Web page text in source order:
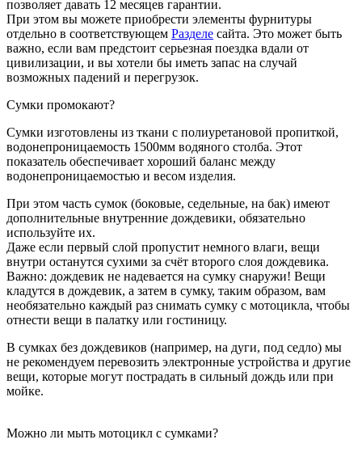
позволяет давать 12 месяцев гарантии.
При этом вы можете приобрести элементы фурнитуры
отдельно в соответствующем Разделе сайта. Это может быть
важно, если вам предстоит серьезная поездка вдали от
цивилизации, и вы хотели бы иметь запас на случай
возможных падений и перегрузок.
Сумки промокают?
Сумки изготовлены из ткани с полиуретановой пропиткой,
водонепроницаемость 1500мм водяного столба. Этот
показатель обеспечивает хороший баланс между
водонепроницаемостью и весом изделия.
При этом часть сумок (боковые, седельные, на бак) имеют
дополнительные внутренние дождевики, обязательно
используйте их.
Даже если первый слой пропустит немного влаги, вещи
внутри останутся сухими за счёт второго слоя дождевика.
Важно: дождевик не надевается на сумку снаружи! Вещи
кладутся в дождевик, а затем в сумку, таким образом, вам
необязательно каждый раз снимать сумку с мотоцикла, чтобы
отнести вещи в палатку или гостиницу.
В сумках без дождевиков (например, на дуги, под седло) мы
не рекомендуем перевозить электронные устройства и другие
вещи, которые могут пострадать в сильный дождь или при
мойке.
Можно ли мыть мотоцикл с сумками?